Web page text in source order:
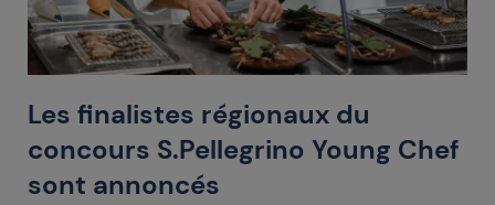
Les finalistes régionaux du
concours S.Pellegrino Young Chef
sont annoncés